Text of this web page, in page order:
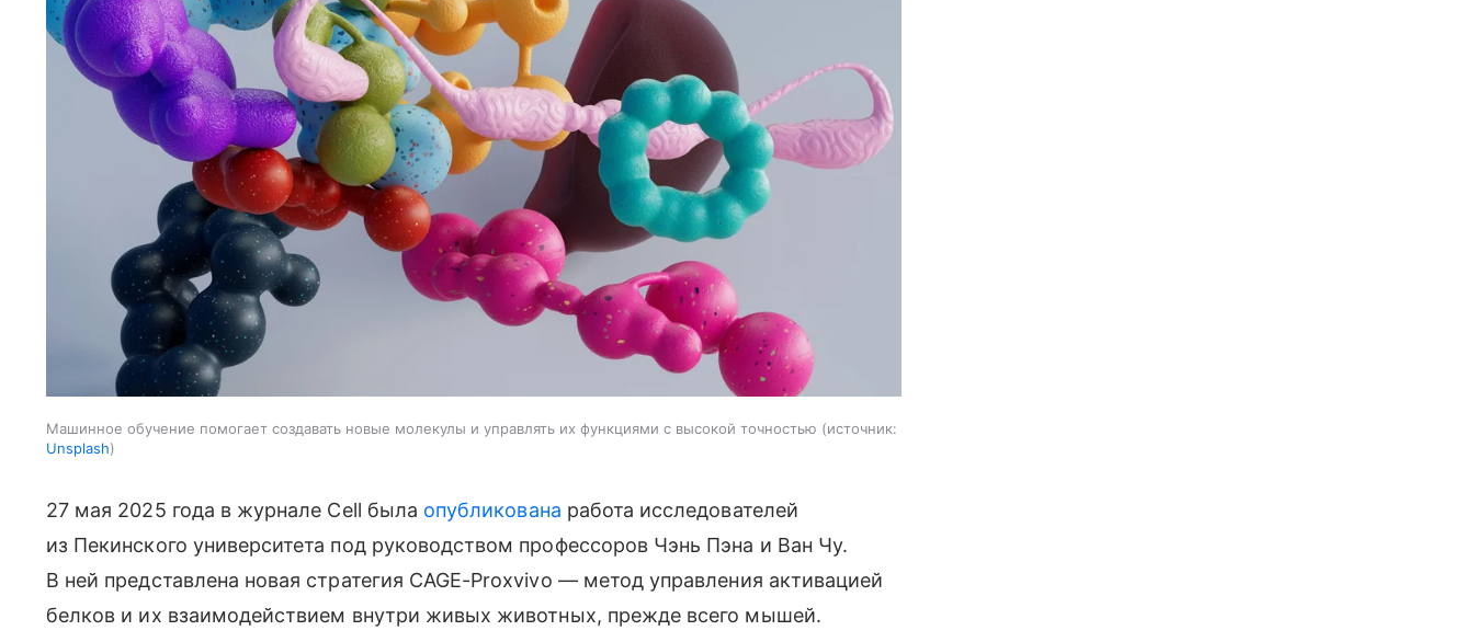
Машинное обучение помогает создавать новые молекулы и управлять их функциями с высокой точностью
источник:
Unsplash
27 мая 2025 года в журнале Cell была опубликована работа исследователей
из Пекинского университета под руководством профессоров Чэнь Пэна и Ван Чу.
В ней представлена новая стратегия CAGE-Proxvivo — метод управления активацией
белков и их взаимодействием внутри живых животных, прежде всего мышей.